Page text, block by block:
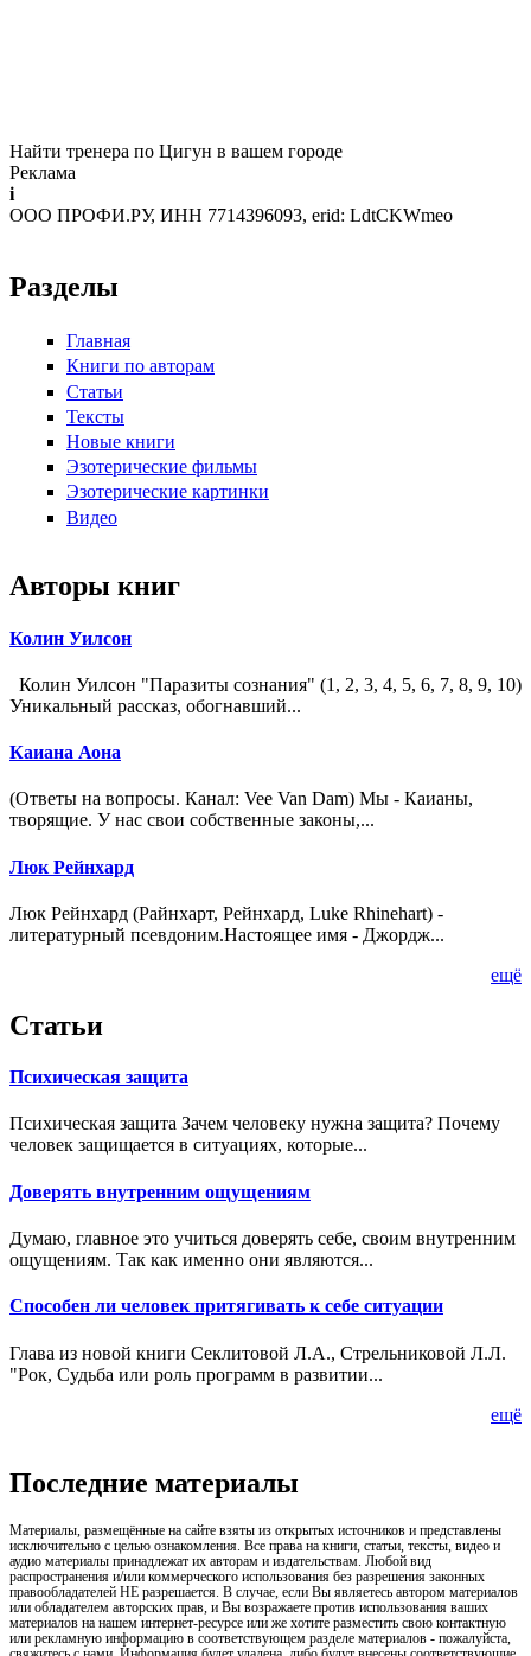
Найти тренера по Цигун в вашем городе
Реклама
i
ООО ПРОФИ.РУ, ИНН 7714396093, erid: LdtCKWmeo
Разделы
Главная
Книги по авторам
Статьи
Тексты
Новые книги
Эзотерические фильмы
Эзотерические картинки
Видео
Авторы книг
Колин Уилсон
Колин Уилсон "Паразиты сознания" (1, 2, 3, 4, 5, 6, 7, 8, 9, 10)
Уникальный рассказ, обогнавший...
Каиана Аона
(Ответы на вопросы. Канал: Vee Van Dam) Мы - Каианы,
творящие. У нас свои собственные законы,...
Люк Рейнхард
Люк Рейнхард (Райнхарт, Рейнхард, Luke Rhinehart) -
литературный псевдоним.Настоящее имя - Джордж...
ещё
Статьи
Психическая защита
Психическая защита Зачем человеку нужна защита? Почему
человек защищается в ситуациях, которые...
Доверять внутренним ощущениям
Думаю, главное это учиться доверять себе, своим внутренним
ощущениям. Так как именно они являются...
Способен ли человек притягивать к себе ситуации
Глава из новой книги Секлитовой Л.А., Стрельниковой Л.Л.
"Рок, Судьба или роль программ в развитии...
ещё
Последние материалы
Материалы, размещённые на сайте взяты из открытых источников и представлены
исключительно с целью ознакомления. Все права на книги, статьи, тексты, видео и
аудио материалы принадлежат их авторам и издательствам. Любой вид
распространения и/или коммерческого использования без разрешения законных
правообладателей НЕ разрешается. В случае, если Вы являетесь автором материалов
или обладателем авторских прав, и Вы возражаете против использования ваших
материалов на нашем интернет-ресурсе или же хотите разместить свою контактную
или рекламную информацию в соответствующем разделе материалов - пожалуйста,